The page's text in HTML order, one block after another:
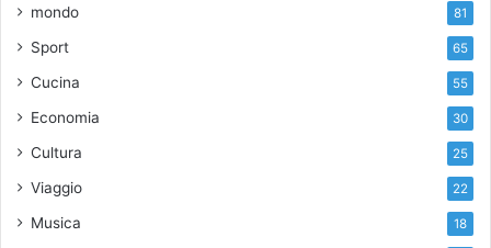
mondo 81
Sport 65
Cucina 55
Economia 30
Cultura 25
Viaggio 22
Musica 18